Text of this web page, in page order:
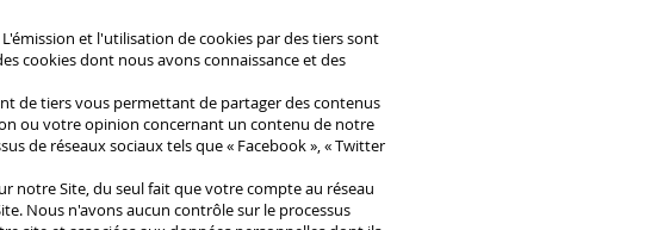
et l'utilisation de cookies par des tiers sont
cookies dont nous avons connaissance et des
de tiers vous permettant de partager des contenus
ou votre opinion concernant un contenu de notre
de réseaux sociaux tels que « Facebook », « Twitter
notre Site, du seul fait que votre compte au réseau
Nous n'avons aucun contrôle sur le processus